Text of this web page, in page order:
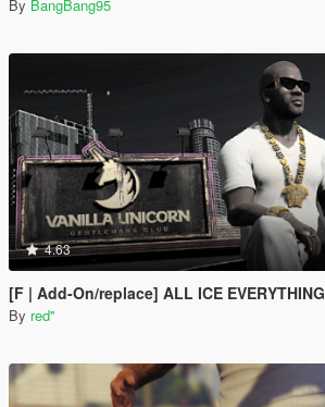
By BangBang95
4.63
[F | Add-On/replace] ALL ICE EVERYTHING
By red''